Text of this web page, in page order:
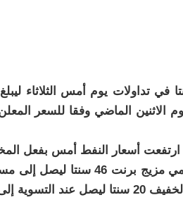
يوم الاثنين الماضي وفقا للسعر